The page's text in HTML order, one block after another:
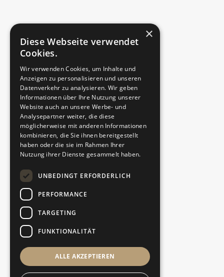
Straße, Hausnr.
PLZ
Ort
Telefonnummer
E-Mail
Nachricht
×
Diese Webseite verwendet
Cookies.
Wir verwenden Cookies, um Inhalte und
Anzeigen zu personalisieren und unseren
Datenverkehr zu analysieren. Wir geben
Informationen über Ihre Nutzung unserer
Website auch an unsere Werbe- und
Analysepartner weiter, die diese
möglicherweise mit anderen Informationen
kombinieren, die Sie ihnen bereitgestellt
haben oder die sie im Rahmen Ihrer
Nutzung ihrer Dienste gesammelt haben.
UNBEDINGT ERFORDERLICH
PERFORMANCE
TARGETING
FUNKTIONALITÄT
ALLE AKZEPTIEREN